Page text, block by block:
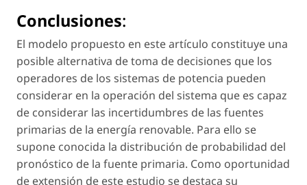
Conclusiones:
El modelo propuesto en este artículo constituye una
posible alternativa de toma de decisiones que los
operadores de los sistemas de potencia pueden
considerar en la operación del sistema que es capaz
de considerar las incertidumbres de las fuentes
primarias de la energía renovable. Para ello se
supone conocida la distribución de probabilidad del
pronóstico de la fuente primaria. Como oportunidad
de extensión de este estudio se destaca su